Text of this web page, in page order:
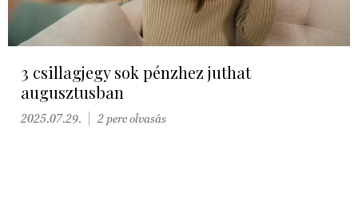
3 csillagjegy sok pénzhez juthat
augusztusban
2025.07.29. 2 perc olvasás